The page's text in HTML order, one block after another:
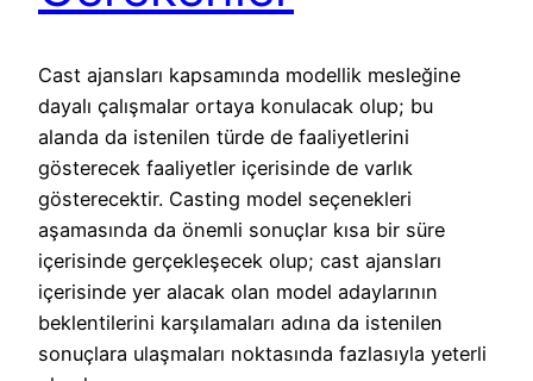
Cast ajansları kapsamında modellik mesleğine
dayalı çalışmalar ortaya konulacak olup; bu
alanda da istenilen türde de faaliyetlerini
gösterecek faaliyetler içerisinde de varlık
gösterecektir. Casting model seçenekleri
aşamasında da önemli sonuçlar kısa bir süre
içerisinde gerçekleşecek olup; cast ajansları
içerisinde yer alacak olan model adaylarının
beklentilerini karşılamaları adına da istenilen
sonuçlara ulaşmaları noktasında fazlasıyla yeterli